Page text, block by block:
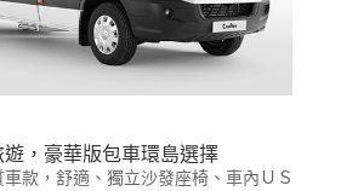
，豪華版包車環島選擇
款，舒適、獨立沙發座椅、車內ＵＳ